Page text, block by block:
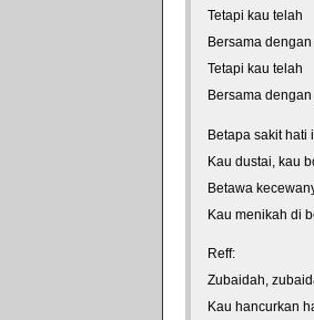
Tetapi kau telah
Bersama dengan
Tetapi kau telah
Bersama
Betapa sakit hati
Kau dustai, kau
Betawa
Kau menikah di
Reff:
Zubaidah,
Kau hancurkan